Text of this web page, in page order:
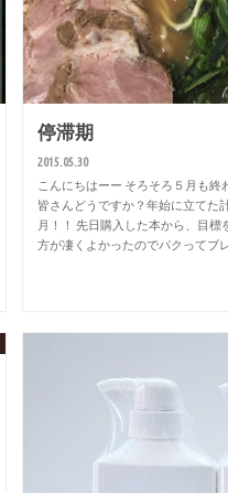
停滞期
2015.05.30
こんにちはーー そろそろ５月も終
皆さんどうですか？年始に立てた
月！！ 先日購入した本から、目標
方が凄くよかったのでパクってブ